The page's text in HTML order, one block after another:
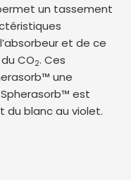
un tassement
et de ce
CO2. Ces
une
est
du blanc au violet.